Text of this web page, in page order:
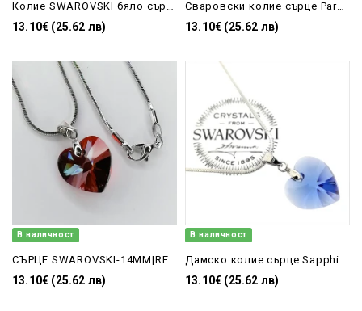
13.10€ (25.62 лв) 13.10€ (25.62 лв)
В наличност
13.10€ (25.62 лв)
В наличност
13.10€ (25.62 лв)